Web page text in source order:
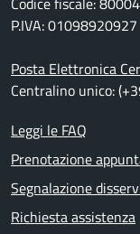
P.IVA: 01098920927
Posta Elettronica
Centralino unico:
Leggi le FAQ
Prenotazione
Segnalazione
Richiesta assistenza